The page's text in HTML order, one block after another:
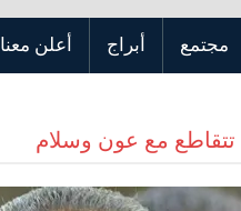
مجتمع أبراج أعلن معنا
مع عون وسلام